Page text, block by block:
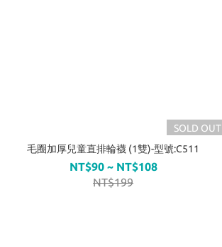
SOLD OUT
毛圈加厚兒童直排輪襪 (1雙)-型號:C511
NT$90 ~ NT$108
NT$199